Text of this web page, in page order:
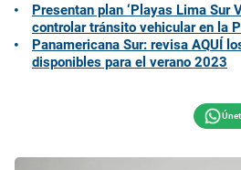
Presentan plan ‘Playas Lima Sur
controlar tránsito vehicular en la
Panamericana Sur: revisa AQUÍ
disponibles para el verano 2023